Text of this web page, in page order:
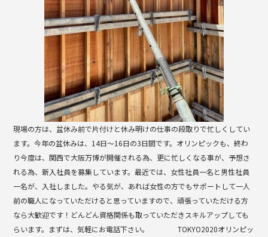
現場の方は、盆休み前で片付けと休み明けの仕事の段取りで忙しくしてい
ます。今年の盆休みは、14日〜16日の3日間です。オリンピックも、終わ
り今度は、関西で大阪万博が開催される為、更に忙しくなる事が、予想さ
れる為、新入社員を募集しています。最近では、女性社員一名と男性社員
一名が、入社しました。やる気が、あれば女性の方でもサポートして一人
前の職人になっていただけると思っていますので、頑張っていただける方
なら大歓迎です！どんどん資格関係も取っていただきスキルアップしても
らいます。まずは、気軽にお電話下さい。 TOKYO2020オリンピッ